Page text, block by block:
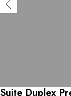
Suite Duplex